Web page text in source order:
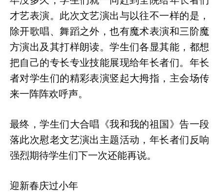
才艺表演。此次文艺演出与以往不一样的是，
除开歌唱、舞蹈之外，也有魔术表演和三阶魔
方演出及其打样朗读。学生们各显其能，都想
把自己的专长专业技能展现给年长者们。年长
者对学生们的精彩表演竖起大拇指，主会场传
来一阵阵欢呼声。
最终，学生们大合唱《我和我的祖国》告一段
落此次慰老文艺演出主题活动，年长者们反响
强烈期待学生们下一次还能再说。
迎新春庆过小年